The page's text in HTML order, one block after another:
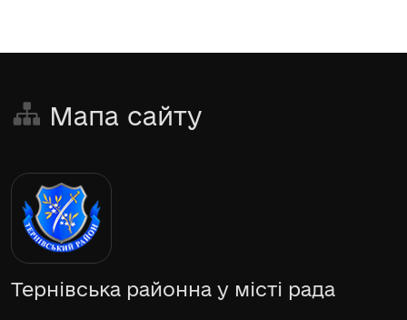
Мапа сайту
Тернівська районна у місті рада